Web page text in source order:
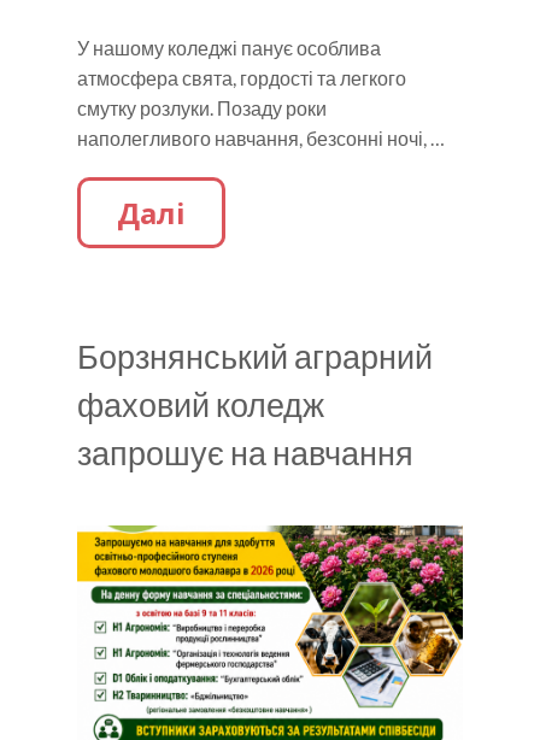
У нашому коледжі панує особлива
атмосфера свята, гордості та легкого
смутку розлуки. Позаду роки
наполегливого навчання, безсонні ночі, …
Далі
Борзнянський аграрний
фаховий коледж
запрошує на навчання